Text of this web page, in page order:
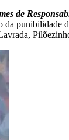
de